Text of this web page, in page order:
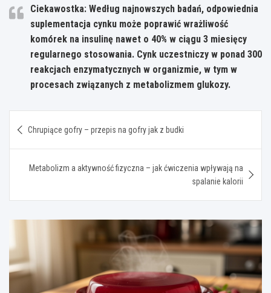
Ciekawostka: Według najnowszych badań, odpowiednia
suplementacja cynku może poprawić wrażliwość
komórek na insulinę nawet o 40% w ciągu 3 miesięcy
regularnego stosowania. Cynk uczestniczy w ponad 300
reakcjach enzymatycznych w organizmie, w tym w
procesach związanych z metabolizmem glukozy.
wpisu
Chrupiące gofry – przepis na gofry jak z budki
Metabolizm a aktywność fizyczna – jak ćwiczenia wpływają na
spalanie kalorii